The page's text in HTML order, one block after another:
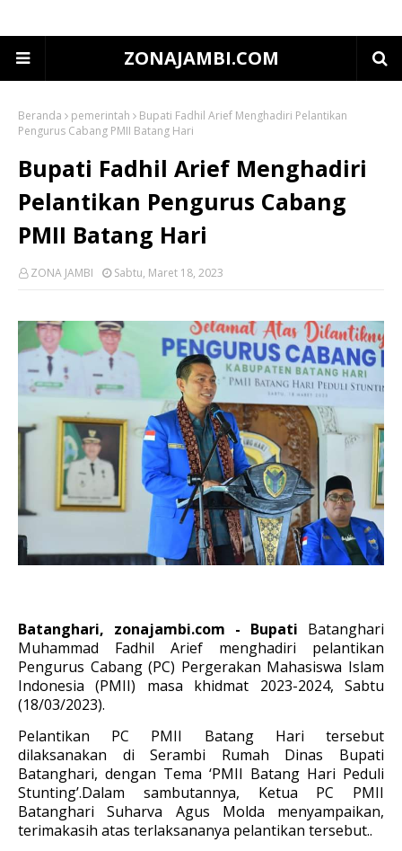
ZONAJAMBI.COM
Beranda pemerintah
Bupati Fadhil Arief Menghadiri Pelantikan
Pengurus Cabang PMII Batang Hari
Bupati Fadhil Arief Menghadiri
Pelantikan Pengurus Cabang
PMII Batang Hari
ZONA JAMBI Sabtu, Maret 18, 2023
Batanghari, zonajambi.com - Bupati Batanghari
Muhammad Fadhil Arief menghadiri pelantikan
Pengurus Cabang (PC) Pergerakan Mahasiswa Islam
Indonesia (PMII) masa khidmat 2023-2024, Sabtu
(18/03/2023).
Pelantikan PC PMII Batang Hari tersebut
dilaksanakan di Serambi Rumah Dinas Bupati
Batanghari, dengan Tema ‘PMII Batang Hari Peduli
Stunting’.Dalam sambutannya, Ketua PC PMII
Batanghari Suharva Agus Molda menyampaikan,
terimakasih atas terlaksananya pelantikan tersebut..